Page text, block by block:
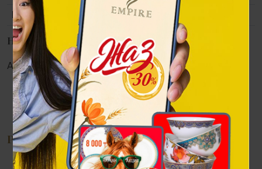
Размер
600х900 мм.
Наличие в магазинах
Алматы: Астана: Атырау:
Рекомендации